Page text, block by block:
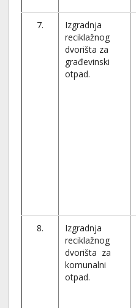
7.
Izgradnja
reciklažnog
dvorišta za
građevinski
otpad.
8.
Izgradnja
reciklažnog
dvorišta za
komunalni
otpad.